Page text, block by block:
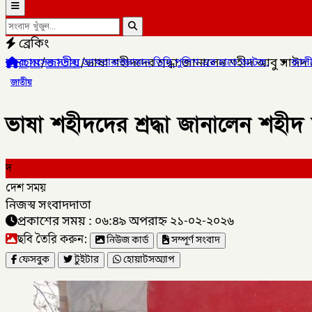
ব্রেকিং
ডিবি পুলিশ এর হাতে আটক,✦কালীগঞ্জ পৌরসভার
হোম/জাতীয়/ভাষা শহীদদের শ্রদ্ধা জানালেন শহীদ আবু সাঈদ
জাতীয়
ভাষা শহীদদের শ্রদ্ধা জানালেন
দ
দেশ সময়
নিজস্ব সংবাদদাতা
প্রকাশের সময় : ০৬:৪৯ অপরাহ্ন ২১-০২-২০২৬
ছবি তৈরি করুন: নিউজ কার্ড
সম্পূর্ণ সংবাদ
ফেসবুক
টুইটার হোয়াটসঅ্যাপ